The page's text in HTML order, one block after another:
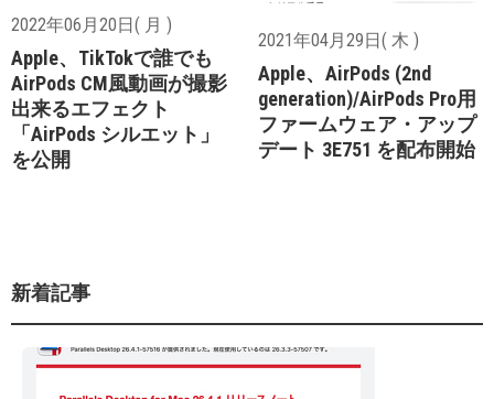
2022年06月20日( 月 )
Apple、TikTokで誰でも
AirPods CM風動画が撮影
出来るエフェクト
「AirPods シルエット」
を公開
2021年04月29日( 木 )
Apple、AirPods (2nd
generation)/AirPods Pro用
ファームウェア・アップ
デート 3E751 を配布開始
新着記事